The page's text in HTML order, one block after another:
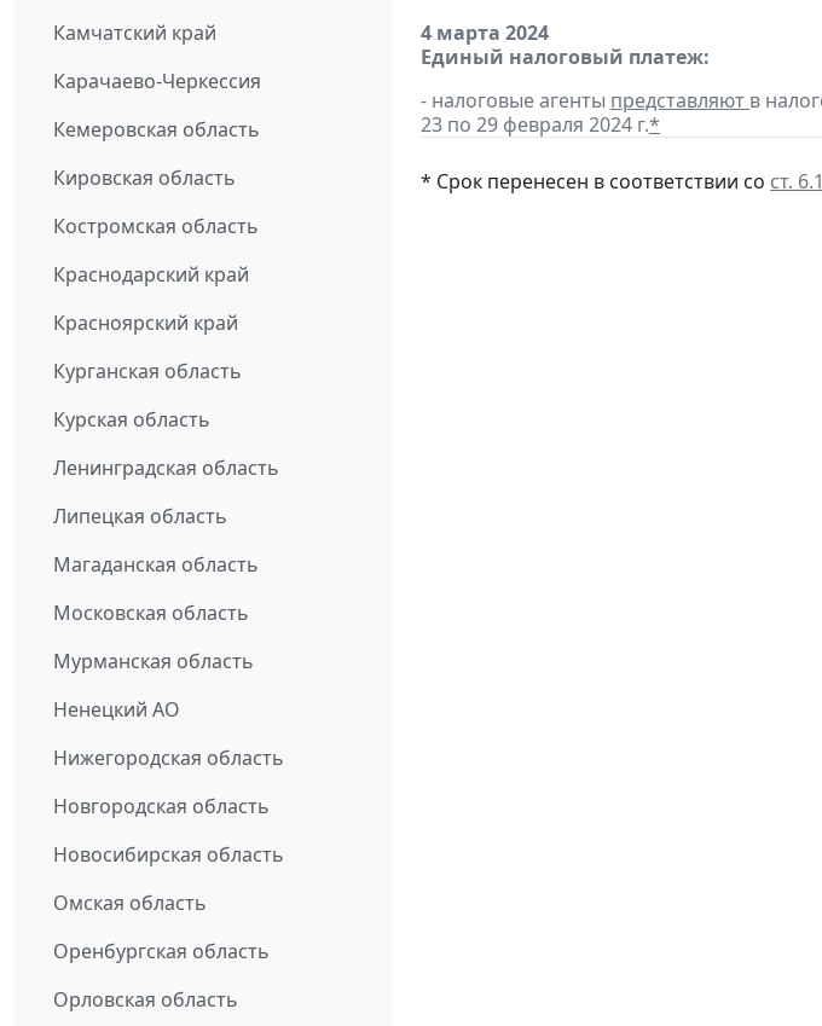
Камчатский край
Карачаево-Черкессия
Кемеровская область
Кировская область
Костромская область
Краснодарский край
Красноярский край
Курганская область
Курская область
Ленинградская область
Липецкая область
Магаданская область
Московская область
Мурманская область
Ненецкий АО
Нижегородская область
Новгородская область
Новосибирская область
Омская область
Оренбургская область
Орловская область
4 марта 2024
Единый налоговый платеж:
- налоговые агенты представляют в
23 по 29 февраля 2024 г.*
* Срок перенесен в соответствии со ст. 6.1